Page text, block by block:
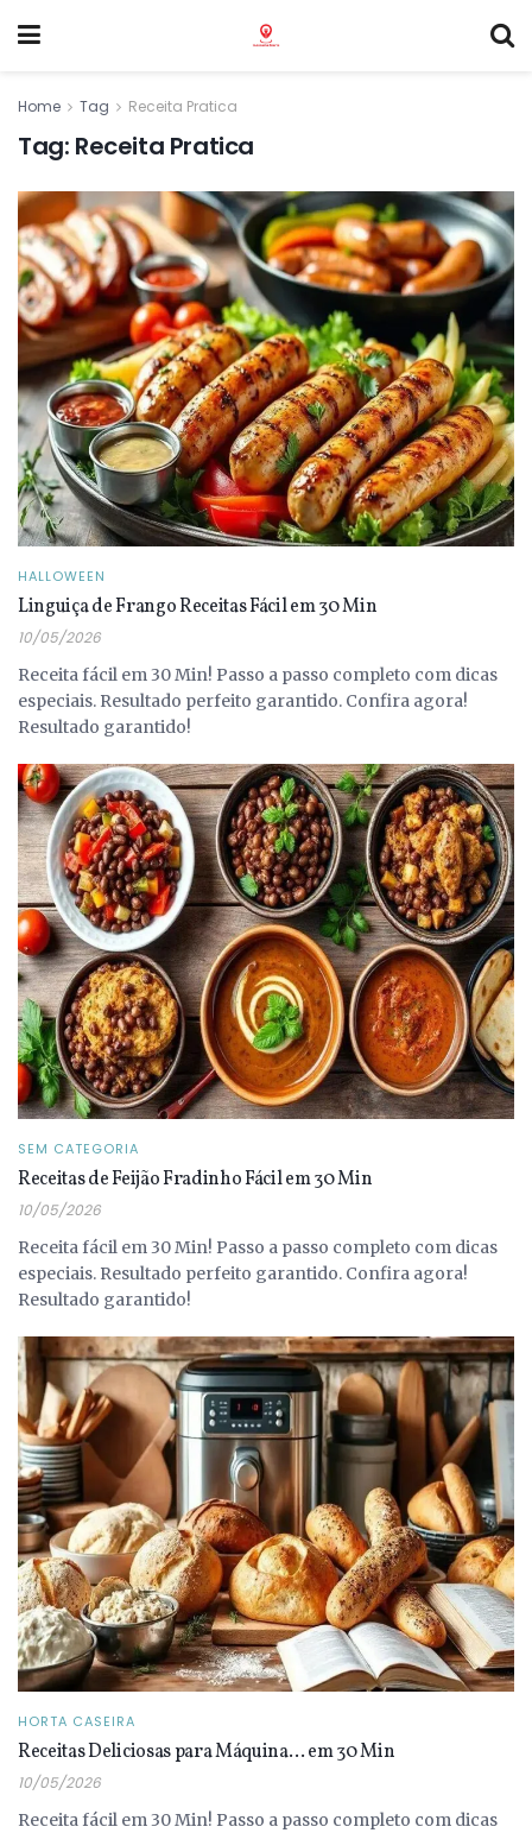
Home Tag Receita Pratica
Tag: Receita Pratica
HALLOWEEN
Linguiça de Frango Receitas Fácil em 30 Min
10/05/2026
Receita fácil em 30 Min! Passo a passo completo com dicas
especiais. Resultado perfeito garantido. Confira agora!
Resultado garantido!
SEM CATEGORIA
Receitas de Feijão Fradinho Fácil em 30 Min
10/05/2026
Receita fácil em 30 Min! Passo a passo completo com dicas
especiais. Resultado perfeito garantido. Confira agora!
Resultado garantido!
HORTA CASEIRA
Receitas Deliciosas para Máquina… em 30 Min
10/05/2026
Receita fácil em 30 Min! Passo a passo completo com dicas